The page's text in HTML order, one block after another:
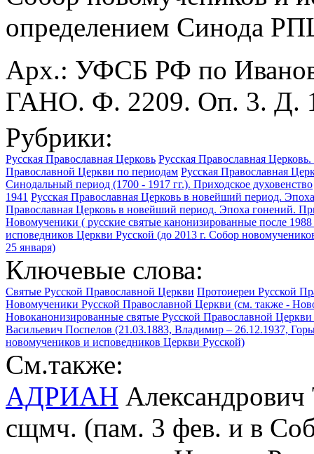
определением Синода
Арх.: УФСБ РФ по
ГАНО. Ф. 2209. Оп. 3. Д.
Рубрики:
Русская Православная Церковь Русская Православная
Православной Церкви по периодам Русская Православная
Синодальный период (1700 - 1917 гг.). Приходское духовенство
1941 Русская Православная Церковь в новейший период.
Православная Церковь в новейший период. Эпоха гонений.
Новомученики ( русские святые канонизированные после 1988
исповедников Церкви Русской (до 2013 г. Собор
25 января)
Ключевые слова:
Святые Русской Православной Церкви Протоиереи Русской
Новомученики Русской Православной Церкви (см. также -
Новоканонизированные святые Русской Православной
Васильевич Поспелов (21.03.1883, Владимир – 26.12.1937,
новомучеников и исповедников Церкви Русской)
См.также:
АДРИАН
сщмч. (пам. 3 фев. и в